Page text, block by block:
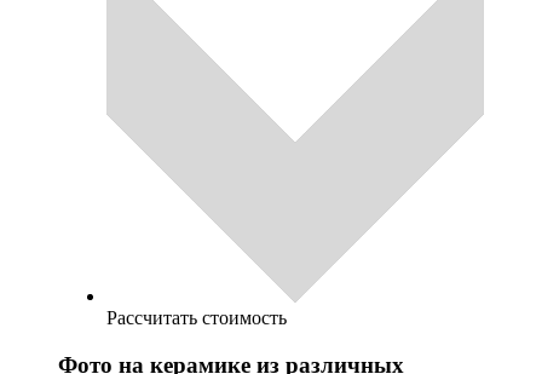
Рассчитать стоимость
Фото на керамике из различных